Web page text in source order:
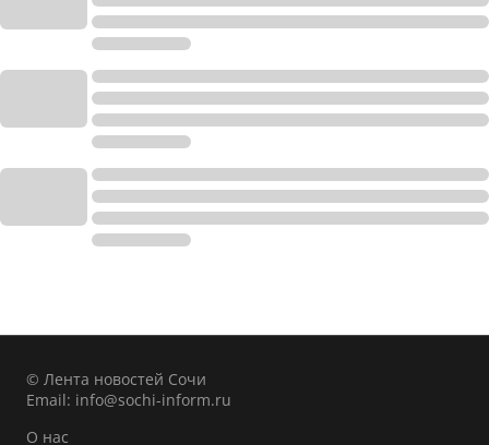
© Лента новостей Сочи
Email: info@sochi-inform.ru
О нас